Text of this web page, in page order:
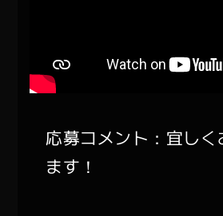
応募コメント：宜しく
ます！